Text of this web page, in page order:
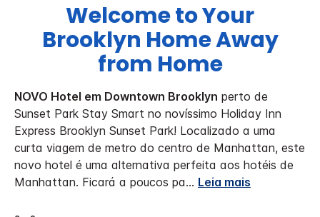
Welcome to Your
Brooklyn Home Away
from Home
NOVO Hotel em Downtown Brooklyn perto de
Sunset Park Stay Smart no novíssimo Holiday Inn
Express Brooklyn Sunset Park! Localizado a uma
curta viagem de metro do centro de Manhattan, este
novo hotel é uma alternativa perfeita aos hotéis de
Manhattan. Ficará a poucos pa... Leia mais